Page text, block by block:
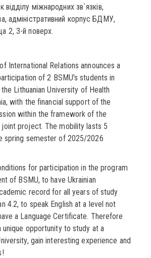
відділу міжнародних зв`язків,
адміністративний корпус БДМУ,
2, 3-й поверх.
International Relations announces a
of 2 BSMU’s students in
Lithuanian University of Health
with the financial support of the
within the framework of the
joint project. The mobility lasts 5
spring semester of 2025/2026
for participation in the program
of BSMU, to have Ukrainian
record for all years of study
4.2, to speak English at a level not
a Language Certificate. Therefore
unique opportunity to study at a
gain interesting experience and